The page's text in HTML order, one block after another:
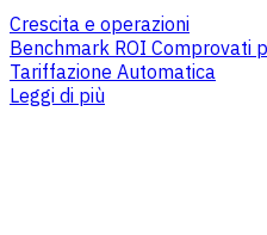
Crescita e operazioni
Benchmark ROI Comprovati
Tariffazione Automatica
Leggi di più